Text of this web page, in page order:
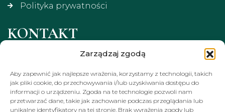
Zarządzaj zgodą
Aby zapewnić jak najlepsze wrażenia, korzystamy z technologii, takich
jak pliki cookie, do przechowywania i/lub uzyskiwania dostępu do
informacji o urządzeniu. Zgoda na te technologie pozwoli nam
przetwarzać dane, takie jak zachowanie podczas przeglądania lub
unikalne identyfikatory na tej stronie. Brak wyrażenia zgody lub
Polityka prywatności
KONTAKT
recepcja@rezydencjaambre.pl
+48 794 68 68 68